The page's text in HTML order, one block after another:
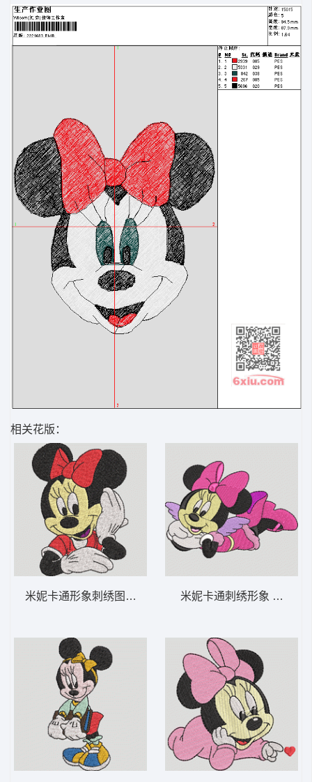
相关花版：
米妮卡通形象刺绣图案 米妮 37-DST格式米妮卡通刺绣形象 米妮